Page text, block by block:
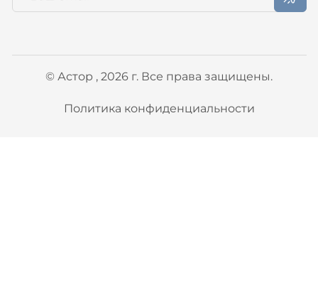
© Астор , 2026 г. Все права защищены.
Политика конфиденциальности